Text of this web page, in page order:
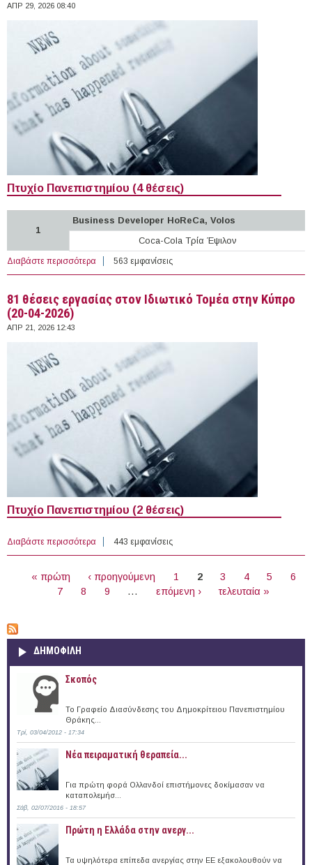
ΑΠΡ 29, 2026 08:40
Πτυχίο Πανεπιστημίου (4 θέσεις)
1
Business Developer HoReCa, Volos
Coca-Cola Τρία Έψιλον
Διαβάστε περισσότερα για 151 θέσεις εργασίας στον Ιδιωτικό Τομέα στην
Ελλάδα (28-04-2026)
563 εμφανίσεις
81 θέσεις εργασίας στον Ιδιωτικό Τομέα στην Κύπρο
(20-04-2026)
ΑΠΡ 21, 2026 12:43
Πτυχίο Πανεπιστημίου (2 θέσεις)
Διαβάστε περισσότερα για 81 θέσεις εργασίας στον Ιδιωτικό Τομέα στην Κύπρο
(20-04-2026)
443 εμφανίσεις
« πρώτη ‹ προηγούμενη 1 2 3 4 5
6
7
8 9 … επόμενη › τελευταία »
ΔΗΜΟΦΙΛΗ
Σκοπός
Το Γραφείο Διασύνδεσης του Δημοκρίτειου Πανεπιστημίου
Θράκης...
Τρί, 03/04/2012 - 17:34
Νέα πειραματική θεραπεία...
Για πρώτη φορά Ολλανδοί επιστήμονες δοκίμασαν να
καταπολεμήσ...
Σάβ, 02/07/2016 - 18:57
Πρώτη η Ελλάδα στην ανεργ...
Τα υψηλότερα επίπεδα ανεργίας στην ΕΕ εξακολουθούν να